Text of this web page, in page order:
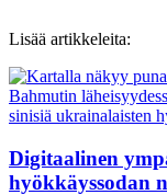
Lisää artikkeleita:
Digitaalinen
hyökkäyssodan